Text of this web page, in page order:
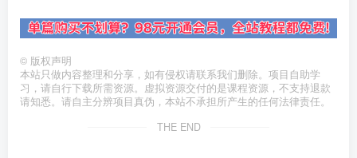
© 版权声明
本站只做内容整理和分享，如有侵权请联系我们删除。项目自助学
习，请自行下载所需资源。虚拟资源交付的是课程资源，不支持退款
请知悉。请自主分辨项目真伪，本站不承担所产生的任何法律责任。
THE END